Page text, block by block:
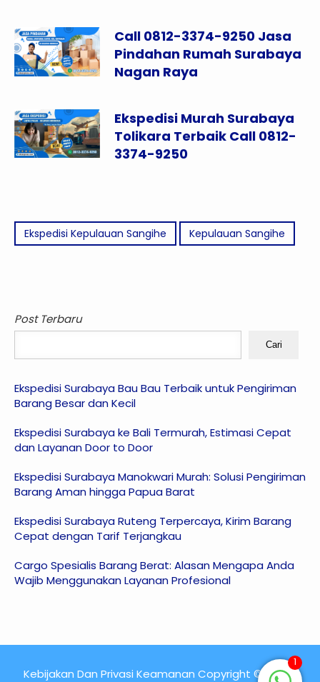
Call 0812-3374-9250 Jasa
Pindahan Rumah Surabaya
Nagan Raya
Ekspedisi Murah Surabaya
Tolikara Terbaik Call 0812-
3374-9250
Ekspedisi Kepulauan Sangihe Kepulauan Sangihe
Post Terbaru
Cari
Ekspedisi Surabaya Bau Bau Terbaik untuk Pengiriman
Barang Besar dan Kecil
Ekspedisi Surabaya ke Bali Termurah, Estimasi Cepat
dan Layanan Door to Door
Ekspedisi Surabaya Manokwari Murah: Solusi Pengiriman
Barang Aman hingga Papua Barat
Ekspedisi Surabaya Ruteng Terpercaya, Kirim Barang
Cepat dengan Tarif Terjangkau
Cargo Spesialis Barang Berat: Alasan Mengapa Anda
Wajib Menggunakan Layanan Profesional
Kebijakan Dan Privasi Keamanan Copyright © 2015 -
1